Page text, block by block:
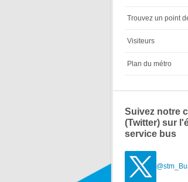
Trouvez un point
Visiteurs
Plan du métro
Suivez notre
(Twitter) sur
service bus